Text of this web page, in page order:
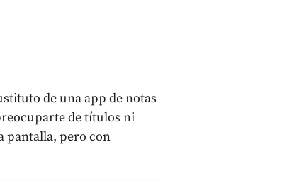
de una app de notas
de títulos ni
pantalla, pero con